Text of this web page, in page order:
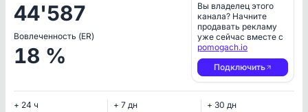
44'587
Вовлеченность (ER)
18 %
Вы владелец этого
канала? Начните
продавать рекламу
уже сейчас вместе с
pomogach.io
Подключить
+ 24 ч + 7 дн + 30 дн